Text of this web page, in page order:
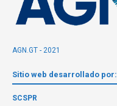
AGN.GT - 2021
Sitio web desarrollado por:
SCSPR